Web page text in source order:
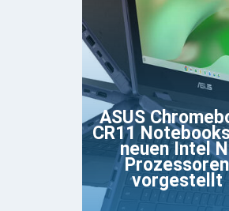
ASUS
CR11
neuen Intel
Prozessoren
vorgestellt